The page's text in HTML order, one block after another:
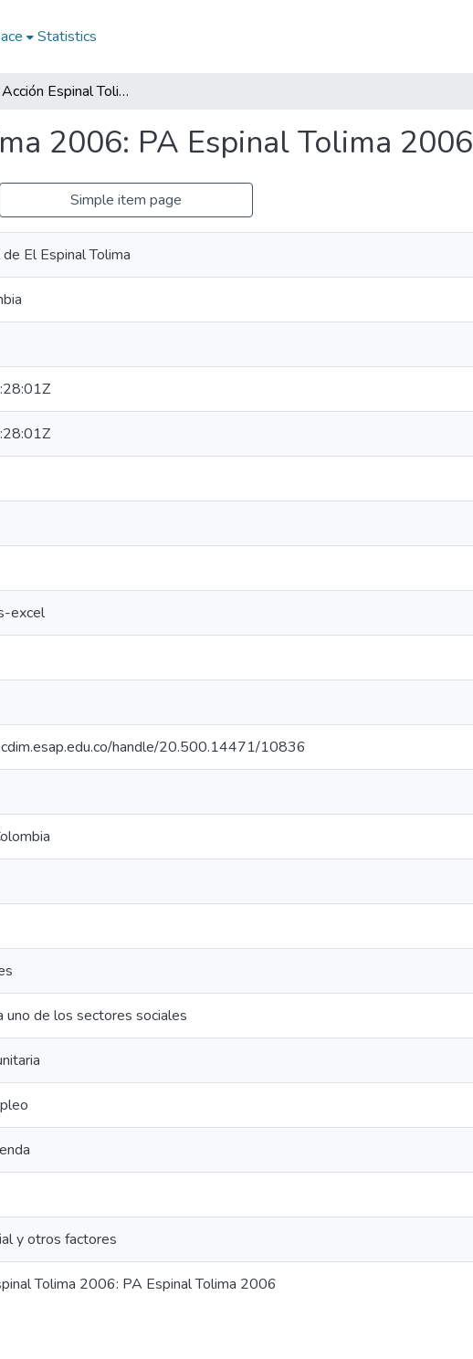
Statistics
Plan de Acción Espinal Tolima 2006: PA Espinal Tolima 2006
2006: PA Espinal Tolima 2006
Simple item page
El Espinal Tolima
excel
handle/20.500.14471/10836
uno de los sectores sociales
y otros factores
Tolima 2006: PA Espinal Tolima 2006